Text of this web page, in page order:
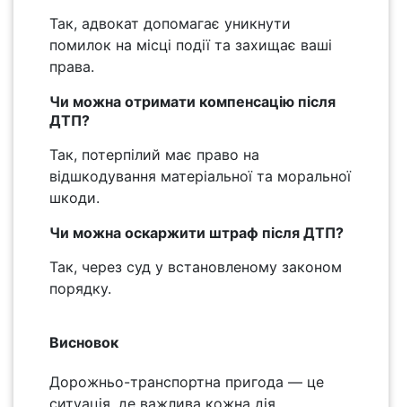
Так, адвокат допомагає уникнути
помилок на місці події та захищає ваші
права.
Чи можна отримати компенсацію після
ДТП?
Так, потерпілий має право на
відшкодування матеріальної та моральної
шкоди.
Чи можна оскаржити штраф після ДТП?
Так, через суд у встановленому законом
порядку.
Висновок
Дорожньо-транспортна пригода — це
ситуація, де важлива кожна дія.